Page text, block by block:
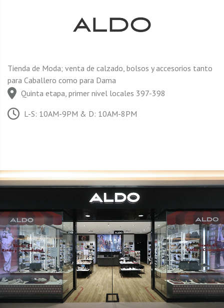
Tienda de Moda; venta de calzado, bolsos y accesorios tanto
para Caballero como para Dama
Quinta etapa, primer nivel locales 397-398
L-S: 10AM-9PM & D: 10AM-8PM